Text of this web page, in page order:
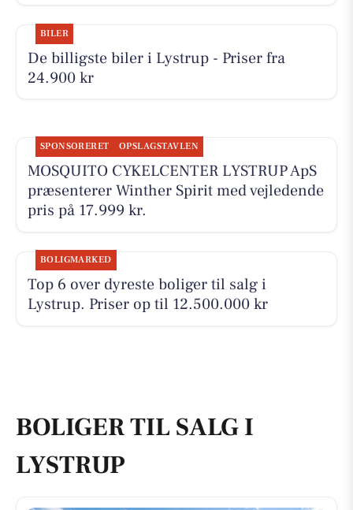
BILER
De billigste biler i Lystrup - Priser fra
24.900 kr
SPONSORERET OPSLAGSTAVLEN
MOSQUITO CYKELCENTER LYSTRUP ApS
præsenterer Winther Spirit med vejledende
pris på 17.999 kr.
BOLIGMARKED
Top 6 over dyreste boliger til salg i
Lystrup. Priser op til 12.500.000 kr
BOLIGER TIL SALG I
LYSTRUP